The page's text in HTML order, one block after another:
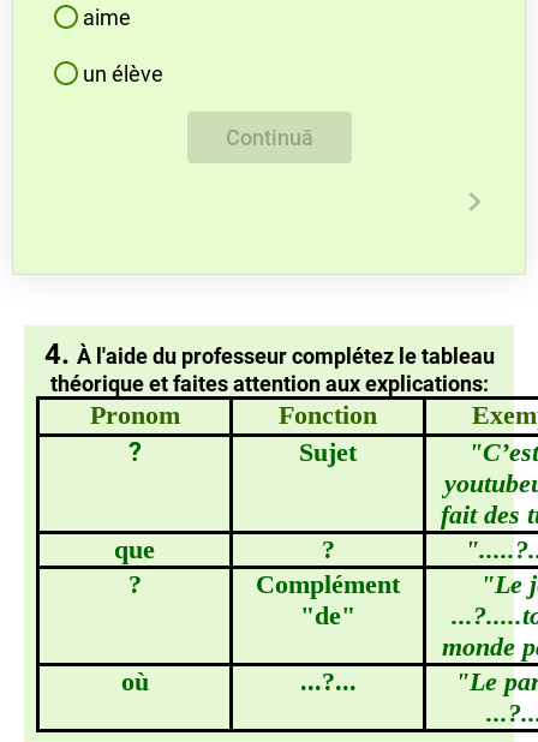
aime
un élève
Continuă
4. À l'aide du professeur complétez le tableau
théorique et faites attention aux explications:
Pronom Fonction
?
Sujet
fait des
que
?
?
Complément
"de"
"Le
monde
où
...?...
"Le